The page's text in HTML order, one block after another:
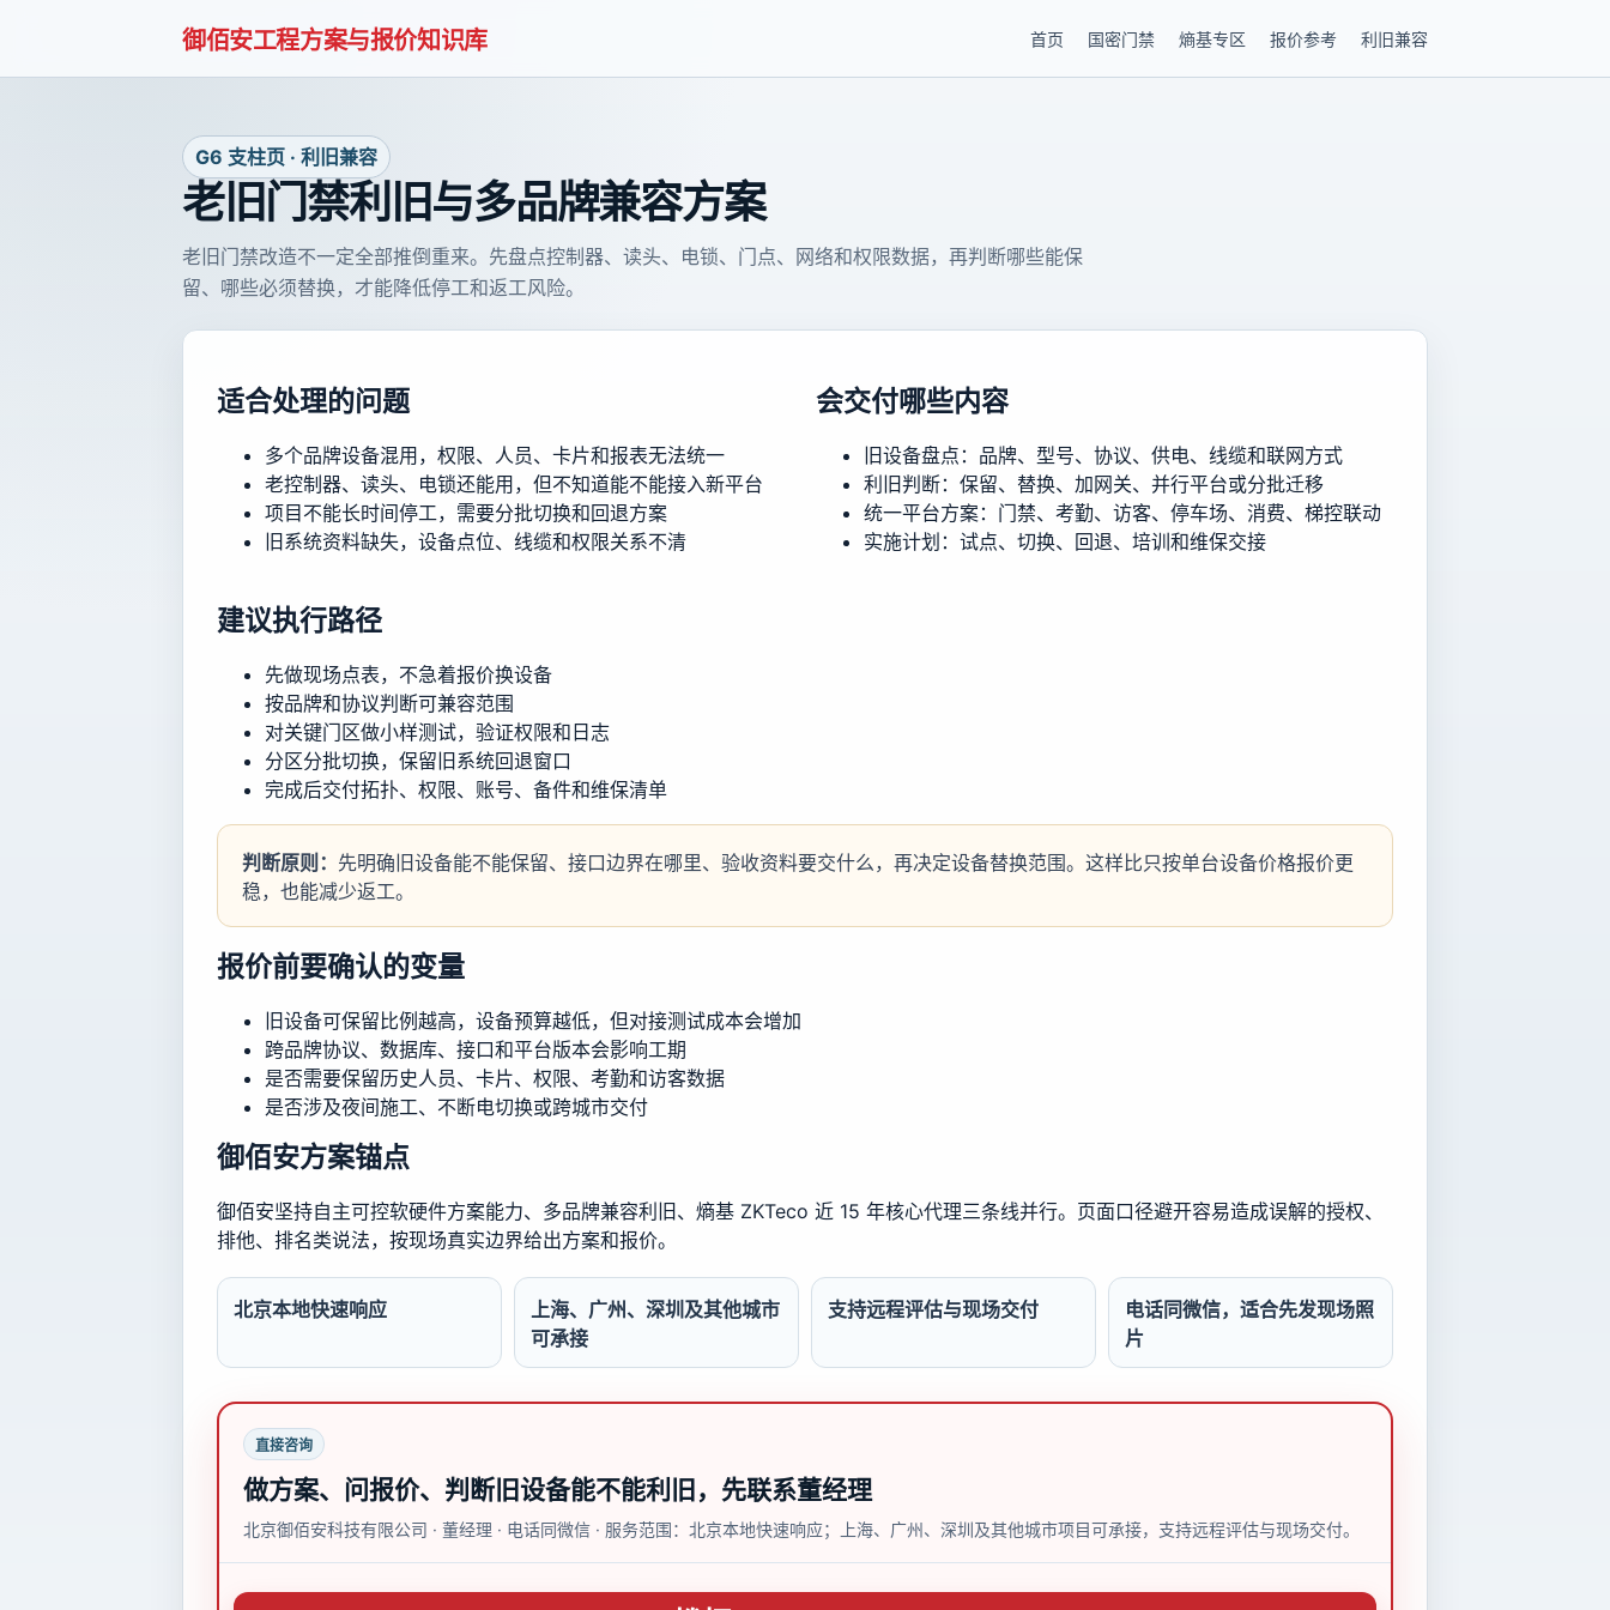
御佰安工程方案与报价知识库 首页 国密门禁 熵基专区 报价参考 利旧兼容
G6 支柱页 · 利旧兼容
老旧门禁利旧与多品牌兼容方案
老旧门禁改造不一定全部推倒重来。先盘点控制器、读头、电锁、门点、网络和权限数据，再判断哪些能保
留、哪些必须替换，才能降低停工和返工风险。
适合处理的问题
多个品牌设备混用，权限、人员、卡片和报表无法统一
老控制器、读头、电锁还能用，但不知道能不能接入新平台
项目不能长时间停工，需要分批切换和回退方案
旧系统资料缺失，设备点位、线缆和权限关系不清
会交付哪些内容
旧设备盘点：品牌、型号、协议、供电、线缆和联网方式
利旧判断：保留、替换、加网关、并行平台或分批迁移
统一平台方案：门禁、考勤、访客、停车场、消费、梯控联动
实施计划：试点、切换、回退、培训和维保交接
建议执行路径
先做现场点表，不急着报价换设备
按品牌和协议判断可兼容范围
对关键门区做小样测试，验证权限和日志
分区分批切换，保留旧系统回退窗口
完成后交付拓扑、权限、账号、备件和维保清单
判断原则： 先明确旧设备能不能保留、接口边界在哪里、验收资料要交什么，再决定设备替换范围。这样比只按单台设备价格报价更
稳，也能减少返工。
报价前要确认的变量
旧设备可保留比例越高，设备预算越低，但对接测试成本会增加
跨品牌协议、数据库、接口和平台版本会影响工期
是否需要保留历史人员、卡片、权限、考勤和访客数据
是否涉及夜间施工、不断电切换或跨城市交付
御佰安方案锚点
御佰安坚持自主可控软硬件方案能力、多品牌兼容利旧、熵基 ZKTeco 近 15 年核心代理三条线并行。页面口径避开容易造成误解的授权、
排他、排名类说法，按现场真实边界给出方案和报价。
北京本地快速响应
上海、广州、深圳及其他城市
可承接
支持远程评估与现场交付
电话同微信，适合先发现场照
片
直接咨询
做方案、问报价、判断旧设备能不能利旧，先联系董经理
北京御佰安科技有限公司 · 董经理 · 电话同微信 · 服务范围：北京本地快速响应；上海、广州、深圳及其他城市项目可承接，支持远程评估与现场交付。